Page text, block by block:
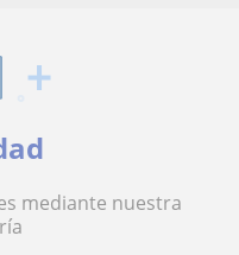
mediante nuestra